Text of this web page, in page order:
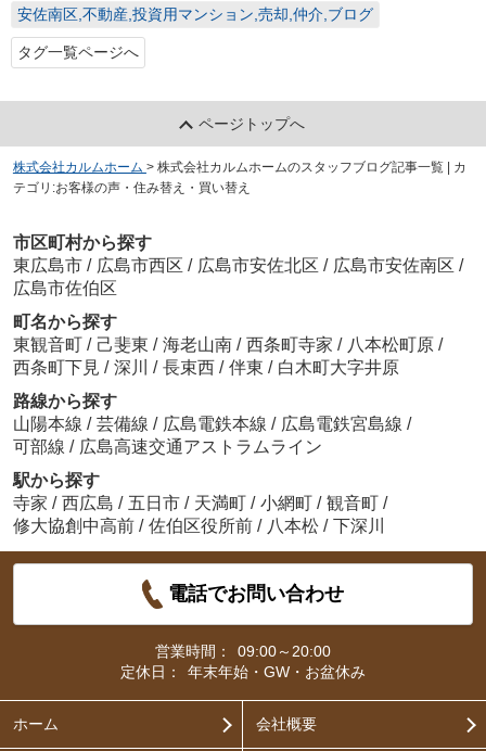
安佐南区,不動産,投資用マンション,売却,仲介,ブログ
タグ一覧ページへ
ページトップへ
株式会社カルムホーム > 株式会社カルムホームのスタッフブログ記事一覧 | カ
テゴリ:お客様の声・住み替え・買い替え
市区町村から探す
東広島市 / 広島市西区 / 広島市安佐北区 / 広島市安佐南区 /
広島市佐伯区
町名から探す
東観音町 / 己斐東 / 海老山南 / 西条町寺家 / 八本松町原 /
西条町下見 / 深川 / 長束西 / 伴東 / 白木町大字井原
路線から探す
山陽本線 / 芸備線 / 広島電鉄本線 / 広島電鉄宮島線 /
可部線 / 広島高速交通アストラムライン
駅から探す
寺家 / 西広島 / 五日市 / 天満町 / 小網町 / 観音町 /
修大協創中高前 / 佐伯区役所前 / 八本松 / 下深川
電話でお問い合わせ
営業時間：
09:00～20:00
定休日：
年末年始・GW・お盆休み
ホーム 会社概要